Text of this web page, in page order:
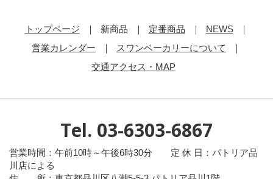
トップページ 新商品 定番商品
NEWS
営業カレンダー
スワンベーカリーについて
交通アクセス・MAP
Tel. 03-6303-6867
営業時間：午前10時～午後6時30分 定 休 日：パトリア品
川店による